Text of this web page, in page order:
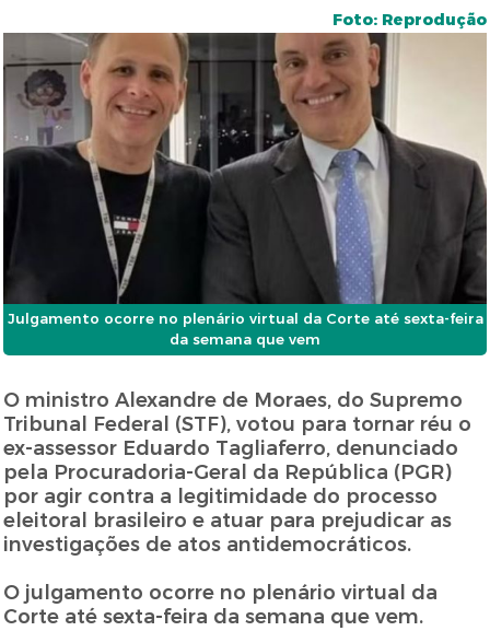
Foto: Reprodução
Julgamento ocorre no plenário virtual da Corte até sexta-feira
da semana que vem
O ministro Alexandre de Moraes, do Supremo
Tribunal Federal (STF), votou para tornar réu o
ex-assessor Eduardo Tagliaferro, denunciado
pela Procuradoria-Geral da República (PGR)
por agir contra a legitimidade do processo
eleitoral brasileiro e atuar para prejudicar as
investigações de atos antidemocráticos.
O julgamento ocorre no plenário virtual da
Corte até sexta-feira da semana que vem.